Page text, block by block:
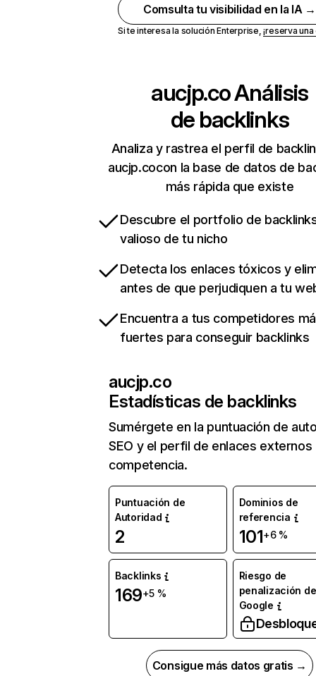
Comsulta tu visibilidad en la IA →
Si te interesa la solución Enterprise,¡reserva
aucjp.coAnálisis
de backlinks
Analiza y rastrea el perfil de
aucjp.cocon la base de datos de
más rápida que existe
Descubre el portfolio de
valioso de tu nicho
Detecta los enlaces tóxicos y
antes de que perjudiquen a tu
Encuentra a tus competidores
fuertes para conseguir backlinks
aucjp.co
Estadísticas de backlinks
Sumérgete en la puntuación de
SEO y el perfil de enlaces externos
competencia.
Puntuación de
Autoridad
2
Dominios de
referencia
101+6 %
Backlinks
169+5 %
Riesgo de
penalización de
Google
Consigue más datos gratis →